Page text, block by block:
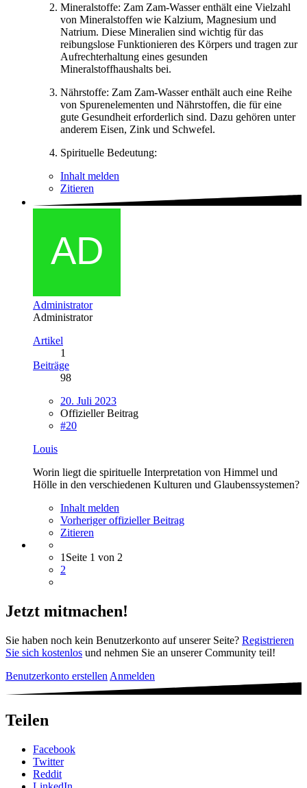
Mineralstoffe: Zam Zam-Wasser enthält eine Vielzahl
von Mineralstoffen wie Kalzium, Magnesium und
Natrium. Diese Mineralien sind wichtig für das
reibungslose Funktionieren des Körpers und tragen zur
Aufrechterhaltung eines gesunden
Mineralstoffhaushalts bei.
Nährstoffe: Zam Zam-Wasser enthält auch eine Reihe
von Spurenelementen und Nährstoffen, die für eine
gute Gesundheit erforderlich sind. Dazu gehören unter
anderem Eisen, Zink und Schwefel.
Spirituelle Bedeutung:
Inhalt melden
Zitieren
Administrator
Administrator
Artikel
1
Beiträge
98
20. Juli 2023
Offizieller Beitrag
#20
Louis
Worin liegt die spirituelle Interpretation von Himmel und
Hölle in den verschiedenen Kulturen und Glaubenssystemen?
Inhalt melden
Vorheriger offizieller Beitrag
Zitieren
1 Seite 1 von 2
2
Jetzt mitmachen!
Sie haben noch kein Benutzerkonto auf unserer Seite? Registrieren
Sie sich kostenlos und nehmen Sie an unserer Community teil!
Benutzerkonto erstellen Anmelden
Teilen
Facebook
Twitter
Reddit